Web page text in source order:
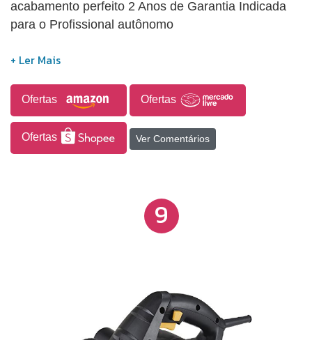
acabamento perfeito 2 Anos de Garantia Indicada
para o Profissional autônomo
Ofertas Ofertas
Ofertas Ver Comentários
9